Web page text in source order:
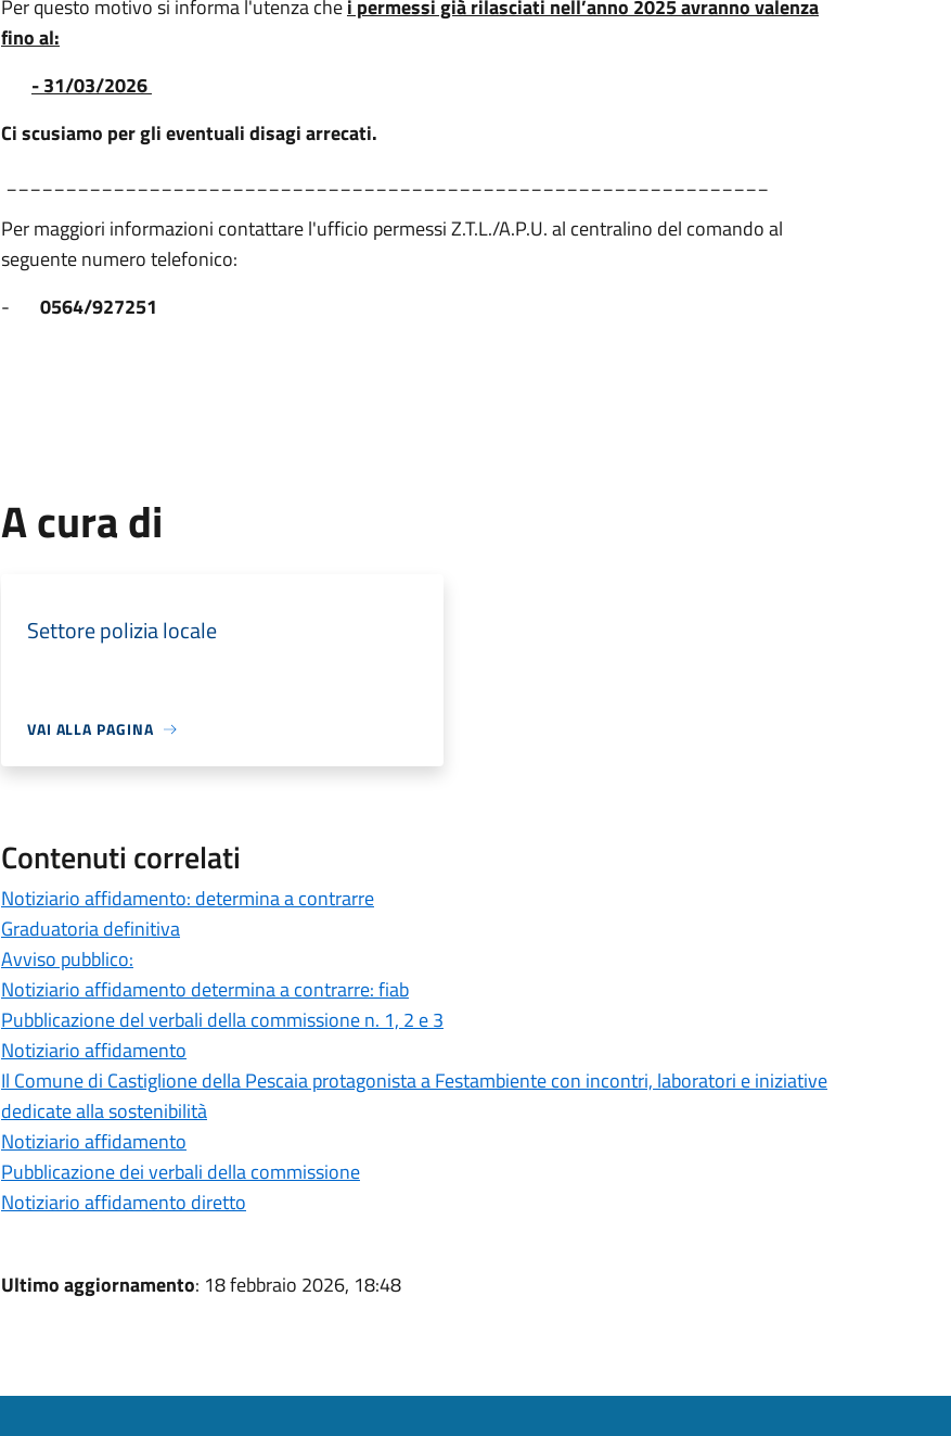
Per questo motivo si informa l'utenza chei permessi già rilasciati nell’anno 2025 avranno valenza
fino al:
-31/03/2026
Ci scusiamo per gli eventuali disagi arrecati.
Per maggiori informazioni contattare l'ufficio permessi Z.T.L./A.P.U. al centralino del comando al
seguente numero telefonico:
- 0564/927251
A cura di
Settore polizia locale
VAI ALLA PAGINA
Contenuti correlati
Notiziario affidamento: determina a contrarre
Graduatoria definitiva
Avviso pubblico:
Notiziario affidamento determina a contrarre: fiab
Pubblicazione del verbali della commissione n. 1, 2 e 3
Notiziario affidamento
Il Comune di Castiglione della Pescaia protagonista a Festambiente con incontri, laboratori e iniziative
dedicate alla sostenibilità
Notiziario affidamento
Pubblicazione dei verbali della commissione
Notiziario affidamento diretto
Ultimo aggiornamento: 18 febbraio 2026, 18:48